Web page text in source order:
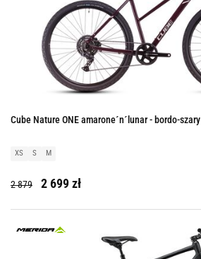
Cube Nature ONE amarone´n´lunar - bordo-szary
XS S M
2 879 2 699 zł